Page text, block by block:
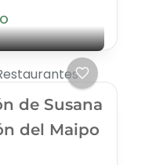
de Susana
del Maipo